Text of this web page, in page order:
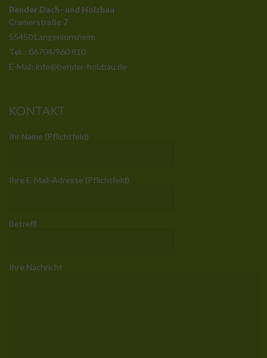
Bender Dach- und Holzbau
Cramerstraße 7
55450 Langenlonsheim
Tel. : 06704/960 810
E-Mail: info@bender-holzbau.de
KONTAKT
Ihr Name (Pflichtfeld)
Ihre E-Mail-Adresse (Pflichtfeld)
Betreff
Ihre Nachricht